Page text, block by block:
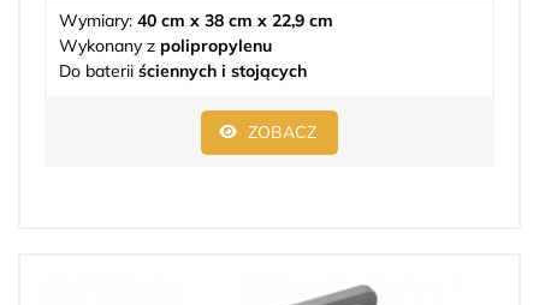
Wymiary: 40 cm x 38 cm x 22,9 cm
Wykonany z polipropylenu
Do baterii ściennych i stojących
ZOBACZ